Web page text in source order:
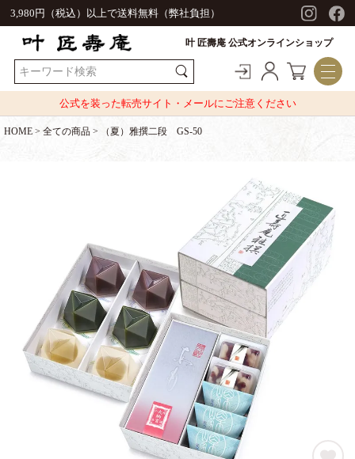
3,980円（税込）以上で送料無料（弊社負担）
叶 匠壽庵 公式オンラインショップ
公式を装った転売サイト・メールにご注意ください
HOME 全ての商品 （夏）雅撰二段 GS-50